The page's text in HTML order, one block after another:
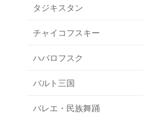
タジキスタン
チャイコフスキー
ハバロフスク
バルト三国
バレエ・民族舞踊